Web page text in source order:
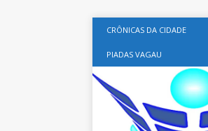
CRÔNICAS DA CIDADE
PIADAS VAGAU